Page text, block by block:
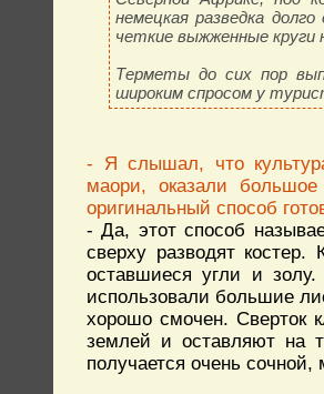
немецкая разведка
четкие выжженные круги
Терметы до сих пор
широким спросом у
- Я слышал, что
маори, оказали
оригинальный способ
- Да, этот способ
сверху разводят
оставшиеся угли и
использовали большие
хорошо смочен. Сверток
землей и оставляют на
получается очень сочной,